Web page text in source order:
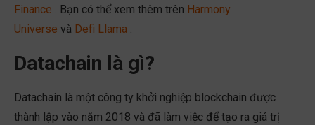
Finance . Bạn có thể xem thêm trên Harmony
Universe và Defi Llama .
Datachain là gì?
Datachain là một công ty khởi nghiệp blockchain được
thành lập vào năm 2018 và đã làm việc để tạo ra giá trị